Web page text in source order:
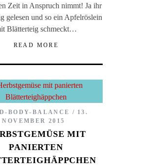
Zeit in Anspruch nimmt! Ja ihr
gelesen und so ein Apfelröslein
Blätterteig schmeckt…
READ MORE
BODY-BALANCE
13.
NOVEMBER 2015
MIT
PANIERTEN